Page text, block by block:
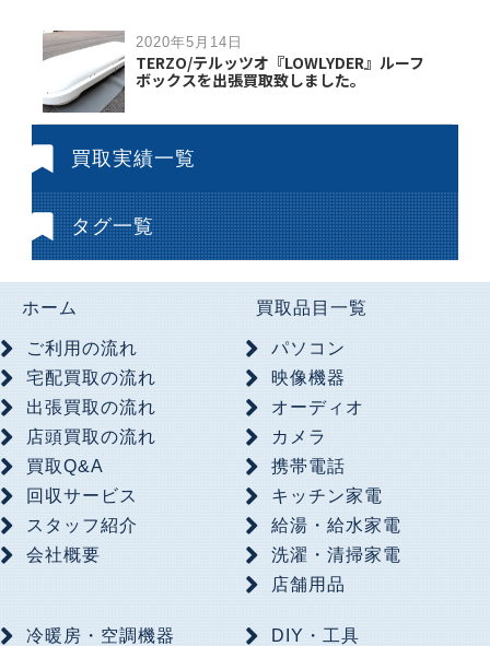
2020年5月14日
TERZO/テルッツオ『LOWLYDER』ルーフ
ボックスを出張買取致しました。
買取実績一覧
タグ一覧
ホーム
ご利用の流れ
宅配買取の流れ
出張買取の流れ
店頭買取の流れ
買取Q&A
回収サービス
スタッフ紹介
会社概要
買取品目一覧
パソコン
映像機器
オーディオ
カメラ
携帯電話
キッチン家電
給湯・給水家電
洗濯・清掃家電
店舗用品
冷暖房・空調機器
DIY・工具